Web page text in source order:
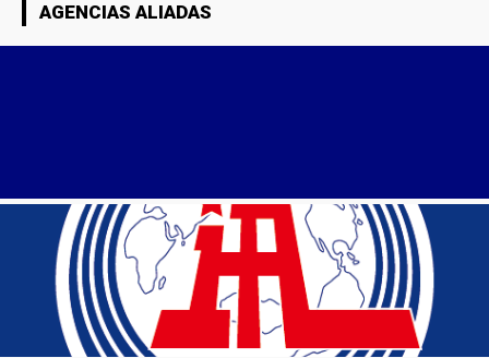
AGENCIAS ALIADAS